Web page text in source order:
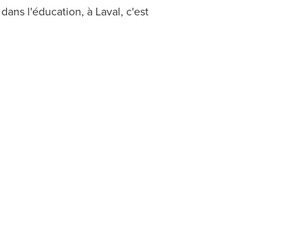
l'éducation, à Laval, c'est